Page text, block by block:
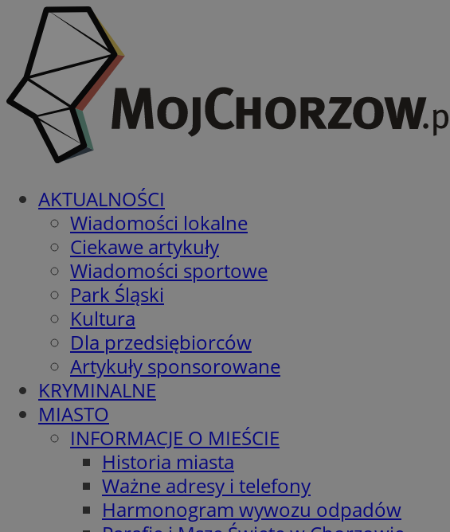
AKTUALNOŚCI
Wiadomości lokalne
Ciekawe artykuły
Wiadomości sportowe
Park Śląski
Kultura
Dla przedsiębiorców
Artykuły sponsorowane
KRYMINALNE
MIASTO
INFORMACJE O MIEŚCIE
Historia miasta
Ważne adresy i telefony
Harmonogram wywozu odpadów